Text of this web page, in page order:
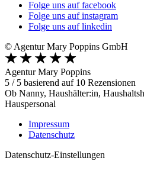
Folge uns auf facebook
Folge uns auf instagram
Folge uns auf linkedin
© Agentur Mary Poppins GmbH
Agentur Mary Poppins
5 / 5 basierend auf 10 Rezensionen
Ob Nanny, Haushälter:in,
Hauspersonal
Impressum
Datenschutz
Datenschutz-Einstellungen